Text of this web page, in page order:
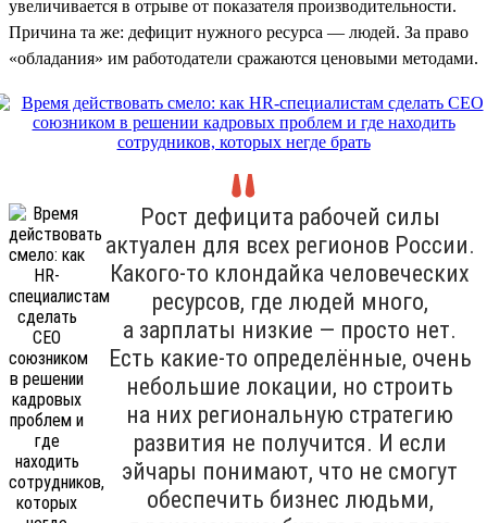
увеличивается в отрыве от показателя производительности.
Причина та же: дефицит нужного ресурса — людей. За право
«обладания» им работодатели сражаются ценовыми методами.
Рост дефицита рабочей силы
актуален для всех регионов России.
Какого-то клондайка человеческих
ресурсов, где людей много,
а зарплаты низкие — просто нет.
Есть какие-то определённые, очень
небольшие локации, но строить
на них региональную стратегию
развития не получится. И если
эйчары понимают, что не смогут
обеспечить бизнес людьми,